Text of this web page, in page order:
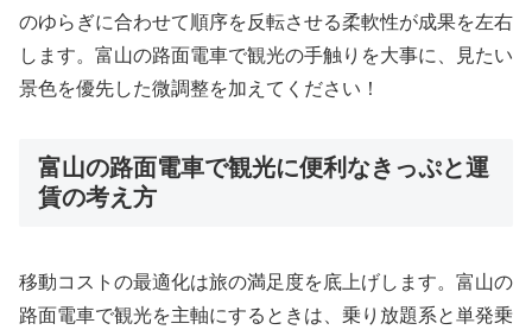
のゆらぎに合わせて順序を反転させる柔軟性が成果を左右
します。富山の路面電車で観光の手触りを大事に、見たい
景色を優先した微調整を加えてください！
富山の路面電車で観光に便利なきっぷと運
賃の考え方
移動コストの最適化は旅の満足度を底上げします。富山の
路面電車で観光を主軸にするときは、乗り放題系と単発乗